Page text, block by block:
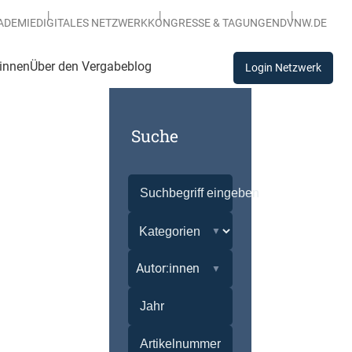
DIGITALES NETZWERKKONGRESSE & TAGUNGENDVNW.DE
Über den Vergabeblog Login Netzwerk
Suche
Autor:innen